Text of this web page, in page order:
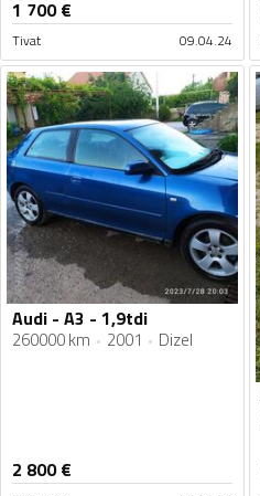
1 700€
Tivat 09.04.24
Audi - A3 - 1,9tdi
260000 km 2001 Dizel
2 800€